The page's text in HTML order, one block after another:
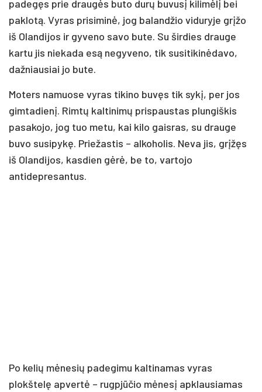
padegęs prie draugės buto durų buvusį kilimėlį bei
paklotą. Vyras prisiminė, jog balandžio viduryje grįžo
iš Olandijos ir gyveno savo bute. Su širdies drauge
kartu jis niekada esą negyveno, tik susitikinėdavo,
dažniausiai jo bute.
Moters namuose vyras tikino buvęs tik sykį, per jos
gimtadienį. Rimtų kaltinimų prispaustas plungiškis
pasakojo, jog tuo metu, kai kilo gaisras, su drauge
buvo susipykę. Priežastis – alkoholis. Neva jis, grįžęs
iš Olandijos, kasdien gėrė, be to, vartojo
antidepresantus.
Po kelių mėnesių padegimu kaltinamas vyras
plokštelę apvertė – rugpjūčio mėnesį apklausiamas